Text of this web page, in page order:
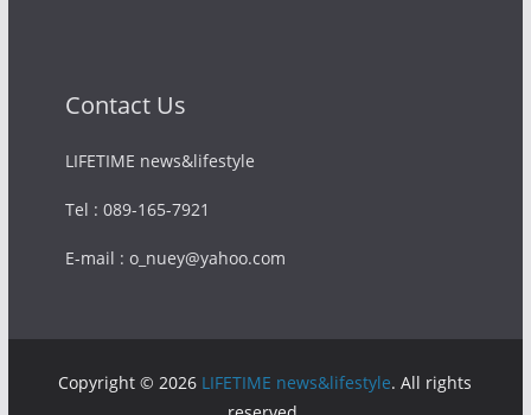
Contact Us
LIFETIME news&lifestyle
Tel : 089-165-7921
E-mail : o_nuey@yahoo.com
Copyright © 2026 LIFETIME news&lifestyle. All rights